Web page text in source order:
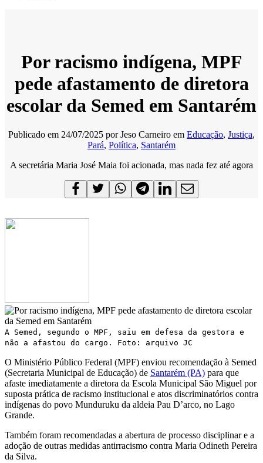
Por racismo indígena, MPF
pede afastamento de diretora
escolar da Semed em Santarém
Publicado em 24/07/2025 porJeso Carneiro em Educação, Justiça,
Pará, Política, Santarém
A secretária Maria José Maia foi acionada, mas nada fez até agora
A Semed, segundo o MPF, saiu em defesa da gestora e
não a afastou do cargo. Foto: arquivo JC
O Ministério Público Federal (MPF) enviou recomendação à Semed
(Secretaria Municipal de Educação) de Santarém (PA) para que
afaste imediatamente a diretora da Escola Municipal São Miguel por
suposta prática de racismo institucional e atos discriminatórios contra
indígenas do povo Munduruku da aldeia Pau D’arco, no Lago
Grande.
Também foram recomendadas a abertura de processo disciplinar e a
adoção de outras medidas antirracismo contra Maria Odineth Pereira
da Silva.